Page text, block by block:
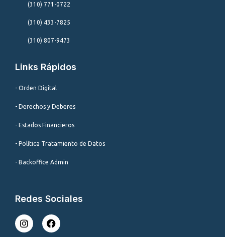
(310) 771-0722
(310) 433-7825
(310) 807-9473
Links Rápidos
- Orden Digital
- Derechos y Deberes
- Estados Financieros
- Política Tratamiento de Datos
- Backoffice Admin
Redes Sociales
I
n
F
a